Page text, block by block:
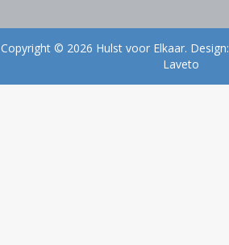
Copyright © 2026 Hulst voor Elkaar. Design:
Laveto